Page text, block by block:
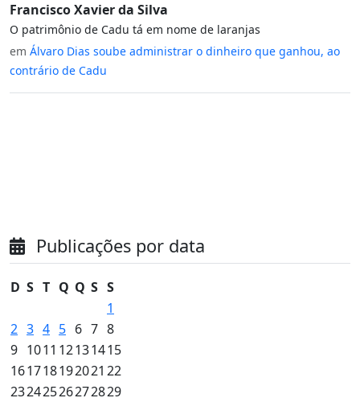
Francisco Xavier da Silva
O patrimônio de Cadu tá em nome de laranjas
em Álvaro Dias soube administrar o dinheiro que ganhou, ao
contrário de Cadu
Publicações por data
D S T Q Q S S
1
2 3 4 5 6 7 8
9 1011 12131415
161718192021 22
23242526272829